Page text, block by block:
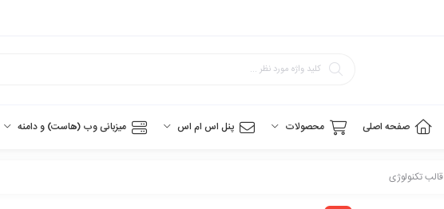
صفحه اصلی محصولات پنل اس ام اس میزبانی وب (هاست) و دامنه
قالب تکنولوژی